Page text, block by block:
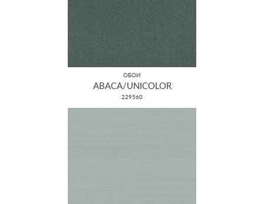
ОБОИ
ABACA/UNICOLOR
229560